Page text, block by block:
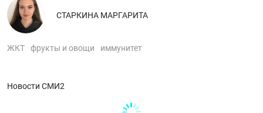
СТАРКИНА МАРГАРИТА
ЖКТ фрукты и овощи иммунитет
Новости СМИ2